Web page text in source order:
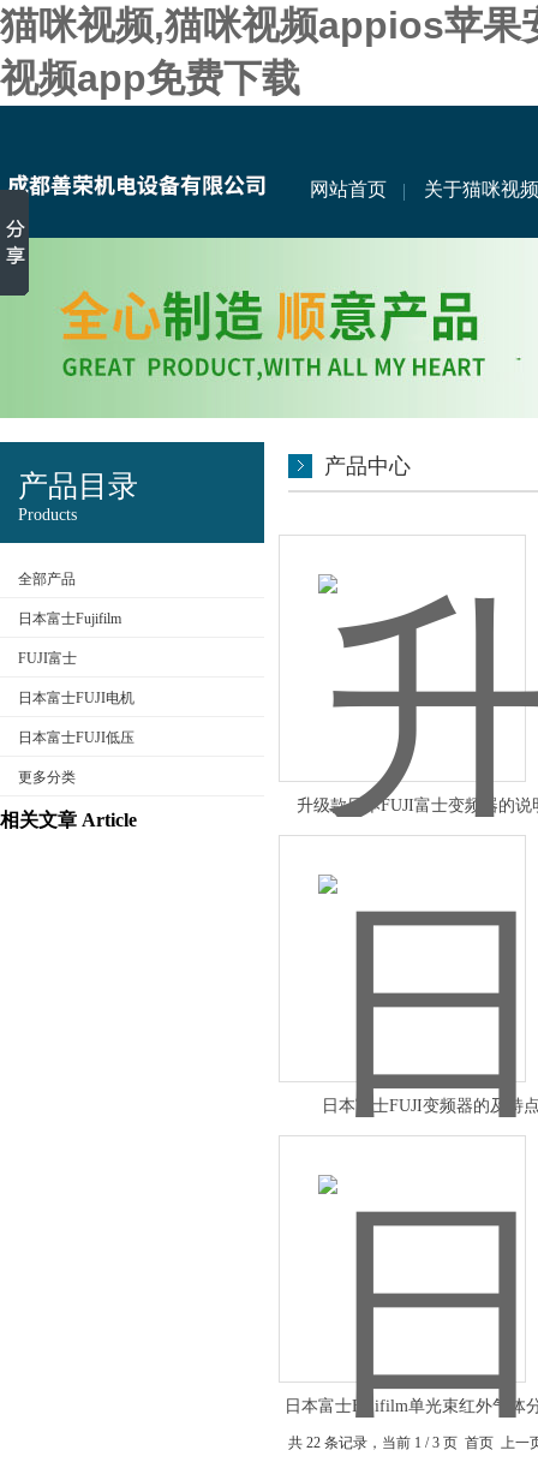
猫咪视频,猫咪视频appios苹果
视频app免费下载
网站首页 关于猫咪视频
产品目录
Products
全部产品
日本富士Fujifilm
FUJI富士
日本富士FUJI电机
日本富士FUJI低压
更多分类
相关文章 Article
产品中心
升级款日本FUJI富士变频器的说
日本富士FUJI变频器的及特
日本富士Fujifilm单光束红外气体
共 22 条记录，当前 1 / 3 页 首页 上